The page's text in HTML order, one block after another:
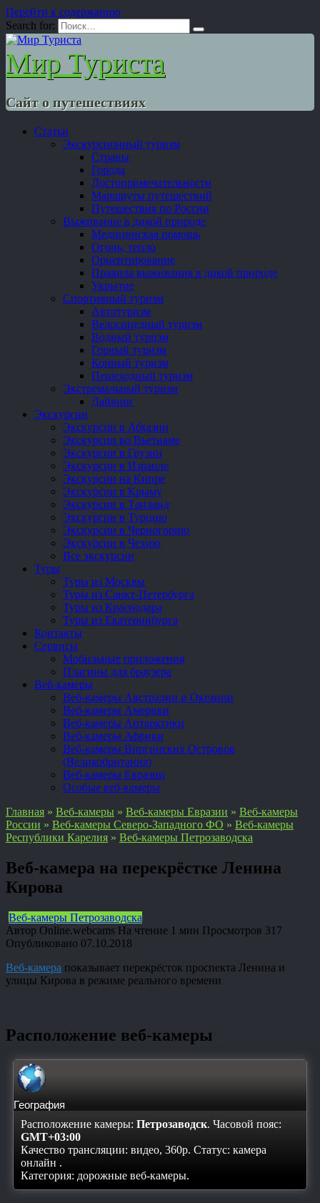
Перейти к содержанию
Search for:
Мир Туриста
Сайт о путешествиях
Статьи
Экскурсионный туризм
Страны
Города
Достопримечательности
Маршруты путешествий
Путешествия по России
Выживание в дикой природе
Медицинская помощь
Огонь, тепло
Ориентирование
Правила выживания в дикой природе
Укрытие
Спортивный туризм
Автотуризм
Велосипедный туризм
Водный туризм
Горный туризм
Конный туризм
Пешеходный туризм
Экстремальный туризм
Дайвинг
Экскурсии
Экскурсии в Абхазии
Экскурсии во Вьетнаме
Экскурсии в Грузии
Экскурсии в Израиле
Экскурсии на Кипре
Экскурсии в Крыму
Экскурсии в Таиланд
Экскурсии в Турцию
Экскурсии в Черногорию
Экскурсии в Чехию
Все экскурсии
Туры
Туры из Москвы
Туры из Санкт-Петербурга
Туры из Краснодара
Туры из Екатеринбурга
Контакты
Сервисы
Мобильные приложения
Плагины для браузера
Веб-камеры
Веб-камеры Австралии и Океании
Веб-камеры Америки
Веб-камеры Антарктики
Веб-камеры Африки
Веб-камеры Виргинских Островов
(Великобритания)
Веб-камеры Евразии
Особые веб-камеры
Главная » Веб-камеры » Веб-камеры Евразии » Веб-камеры
России » Веб-камеры Северо-Западного ФО » Веб-камеры
Республики Карелия » Веб-камеры Петрозаводска
Веб-камера на перекрёстке Ленина
Кирова
Веб-камеры Петрозаводска
Автор Online.webcams На чтение 1 мин Просмотров 317
Опубликовано 07.10.2018
Веб-камера показывает перекрёсток проспекта Ленина и
улицы Кирова в режиме реального времени
Расположение веб-камеры
География
Расположение камеры: Петрозаводск. Часовой пояс:
GMT+03:00
Качество трансляции: видео, 360p. Статус: камера
онлайн .
Категория: дорожные веб-камеры.